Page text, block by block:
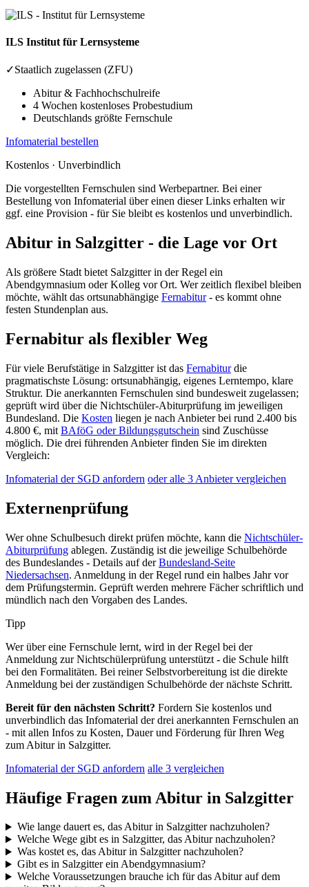
ILS Institut für Lernsysteme
✓Staatlich zugelassen (ZFU)
Abitur & Fachhochschulreife
4 Wochen kostenloses Probestudium
Deutschlands größte Fernschule
Infomaterial bestellen
Kostenlos · Unverbindlich
Die vorgestellten Fernschulen sind Werbepartner. Bei einer
Bestellung von Infomaterial über einen dieser Links erhalten wir
ggf. eine Provision - für Sie bleibt es kostenlos und unverbindlich.
Abitur in Salzgitter - die Lage vor Ort
Als größere Stadt bietet Salzgitter in der Regel ein
Abendgymnasium oder Kolleg vor Ort. Wer zeitlich flexibel bleiben
möchte, wählt das ortsunabhängige Fernabitur- es kommt ohne
festen Stundenplan aus.
Fernabitur als flexibler Weg
Für viele Berufstätige in Salzgitter ist das Fernabiturdie
pragmatischste Lösung: ortsunabhängig, eigenes Lerntempo, klare
Struktur. Die anerkannten Fernschulen sind bundesweit zugelassen;
geprüft wird über die Nichtschüler-Abiturprüfung im jeweiligen
Bundesland. Die Kosten liegen je nach Anbieter bei rund 2.400 bis
4.800 €, mit BAföG oder Bildungsgutschein sind Zuschüsse
möglich. Die drei führenden Anbieter finden Sie im direkten
Vergleich:
Infomaterial der SGD anfordern oder alle 3 Anbieter vergleichen
Externenprüfung
Wer ohne Schulbesuch direkt prüfen möchte, kann die Nichtschüler-
Abiturprüfung ablegen. Zuständig ist die jeweilige Schulbehörde
des Bundeslandes - Details auf derBundesland-Seite
Niedersachsen. Anmeldung in der Regel rund ein halbes Jahr vor
dem Prüfungstermin. Geprüft werden mehrere Fächer schriftlich und
mündlich nach den Vorgaben des Landes.
Tipp
Wer über eine Fernschule lernt, wird in der Regel bei der
Anmeldung zur Nichtschülerprüfung unterstützt - die Schule hilft
bei den Formalitäten. Bei reiner Selbstvorbereitung ist die direkte
Anmeldung bei der zuständigen Schulbehörde der nächste Schritt.
Bereit für den nächsten Schritt? Fordern Sie kostenlos und
unverbindlich das Infomaterial der drei anerkannten Fernschulen an
- mit allen Infos zu Kosten, Dauer und Förderung für Ihren Weg
zum Abitur in Salzgitter.
Infomaterial der SGD anfordern alle 3 vergleichen
Häufige Fragen zum Abitur in Salzgitter
Wie lange dauert es, das Abitur in Salzgitter nachzuholen?
Welche Wege gibt es in Salzgitter, das Abitur nachzuholen?
Was kostet es, das Abitur in Salzgitter nachzuholen?
Gibt es in Salzgitter ein Abendgymnasium?
Welche Voraussetzungen brauche ich für das Abitur auf dem